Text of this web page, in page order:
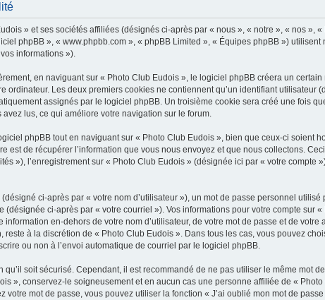
» et ses sociétés affiliées (désignés ci-après par « nous », « notre », « nos »,
phpBB », « www.phpbb.com », « phpBB Limited », « Équipes phpBB »)
informations »).
en naviguant sur « Photo Club Eudois », le logiciel phpBB créera un
ordinateur. Les deux premiers cookies ne contiennent qu’un identifiant utilisateur
assignés par le logiciel phpBB. Un troisième cookie sera créé une fois
lus, ce qui améliore votre navigation sur le forum.
phpBB tout en naviguant sur « Photo Club Eudois », bien que ceux-ci soient
est de récupérer l’information que vous nous envoyez et que nous collectons.
»), l’enregistrement sur « Photo Club Eudois » (désignée ici par « votre compte
ci-après par « votre nom d’utilisateur »), un mot de passe personnel
ci-après par « votre courriel »). Vos informations pour votre compte sur
en-dehors de votre nom d’utilisateur, de votre mot de passe et de
reste à la discrétion de « Photo Club Eudois ». Dans tous les cas, vous pouvez
ou non à l’envoi automatique de courriel par le logiciel phpBB.
soit sécurisé. Cependant, il est recommandé de ne pas utiliser le même mot
», conservez-le soigneusement et en aucun cas une personne affiliée de «
votre mot de passe, vous pouvez utiliser la fonction « J’ai oublié mon mot de